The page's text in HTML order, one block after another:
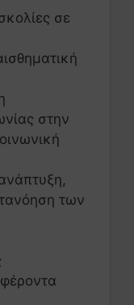
σε
στην
των